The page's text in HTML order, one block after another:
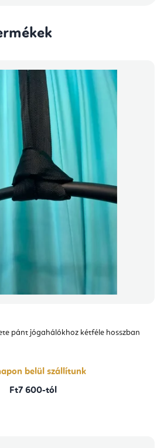
pánt jógahálókhoz kétféle hosszban
belül szállítunk
Ft7 600-tól